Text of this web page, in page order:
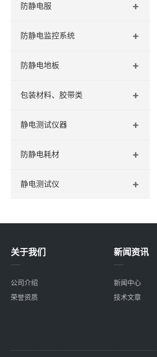
防静电服
防静电监控系统
防静电地板
包装材料、胶带类
静电测试仪器
防静电耗材
静电测试仪
关于我们
公司介绍
荣誉资质
新闻资讯
新闻中心
技术文章